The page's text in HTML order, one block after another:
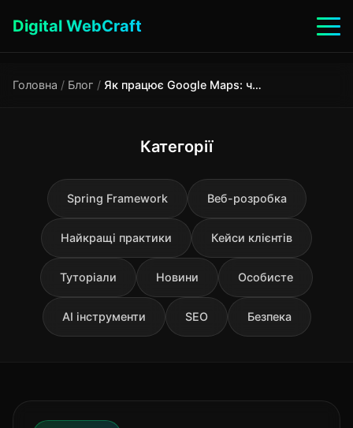
Digital WebCraft
Головна / Блог / Як працює Google Maps: чому він знає про затори раніше за новини
Категорії
Spring Framework Веб-розробка
Найкращі практики Кейси клієнтів
Туторіали Новини Особисте
AI інструменти SEO Безпека